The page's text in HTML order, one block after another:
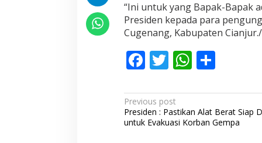
“Ini untuk yang Bapak-Bapak
Presiden kepada para
Cugenang, Kabupaten
F
e
b
T
itt
er
W
at
s
S
ar
e
P
o
Previous post
Presiden : Pastikan Alat Berat Siap
untuk Evakuasi Korban Gempa